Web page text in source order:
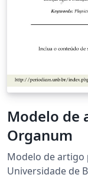
Modelo de
Organum
Modelo de artigo
Universidade de Brasília